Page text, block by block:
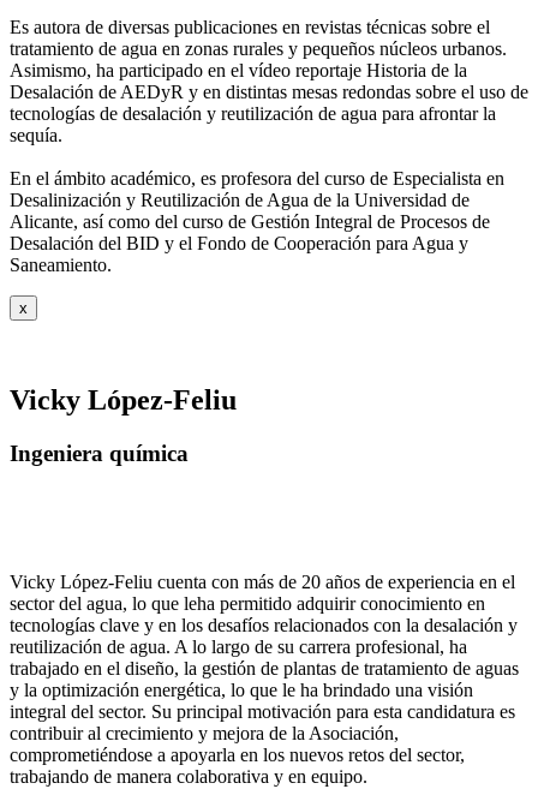
Es autora de diversas publicaciones en revistas técnicas sobre el
tratamiento de agua en zonas rurales y pequeños núcleos urbanos.
Asimismo, ha participado en el vídeo reportaje Historia de la
Desalación de AEDyR y en distintas mesas redondas sobre el uso de
tecnologías de desalación y reutilización de agua para afrontar la
sequía.
En el ámbito académico, es profesora del curso de Especialista en
Desalinización y Reutilización de Agua de la Universidad de
Alicante, así como del curso de Gestión Integral de Procesos de
Desalación del BID y el Fondo de Cooperación para Agua y
Saneamiento.
x
Vicky López-Feliu
Ingeniera química
Vicky López-Feliu cuenta con más de 20 años de experiencia en el
sector del agua, lo que leha permitido adquirir conocimiento en
tecnologías clave y en los desafíos relacionados con la desalación y
reutilización de agua. A lo largo de su carrera profesional, ha
trabajado en el diseño, la gestión de plantas de tratamiento de aguas
y la optimización energética, lo que le ha brindado una visión
integral del sector. Su principal motivación para esta candidatura es
contribuir al crecimiento y mejora de la Asociación,
comprometiéndose a apoyarla en los nuevos retos del sector,
trabajando de manera colaborativa y en equipo.